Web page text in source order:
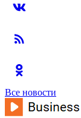
Все новости